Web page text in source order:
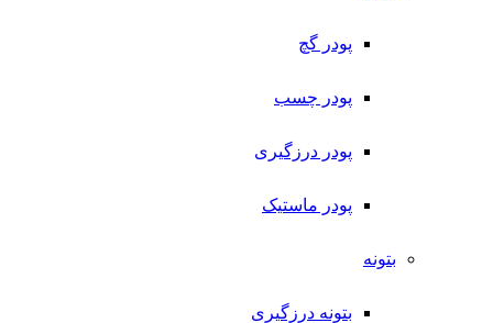
پودر گچ
پودر چسب
پودر درزگیری
پودر ماستیک
بتونه
بتونه درزگیری